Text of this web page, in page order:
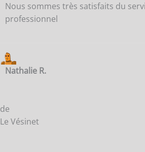
Nous sommes très satisfaits du
professionnel
Nathalie R.
de
Le Vésinet